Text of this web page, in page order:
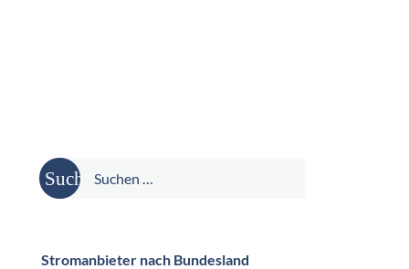
Suche
nach:
Stromanbieter nach Bundesland